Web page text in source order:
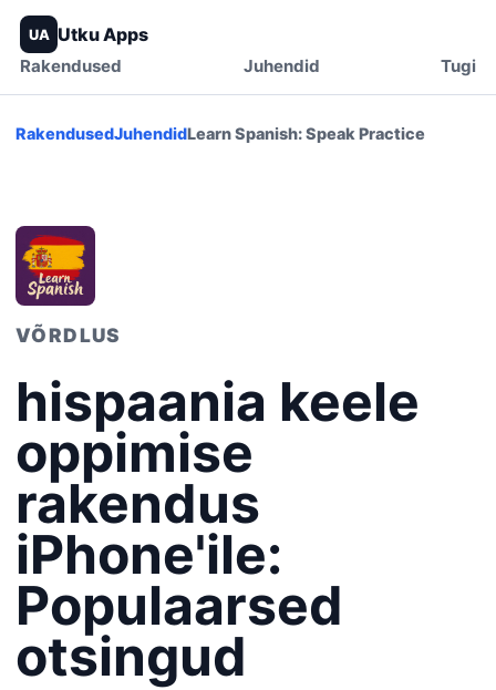
UA Utku Apps
Rakendused Juhendid Tugi
RakendusedJuhendidLearn Spanish: Speak Practice
VÕRDLUS
hispaania keele
oppimise
rakendus
iPhone'ile:
Populaarsed
otsingud